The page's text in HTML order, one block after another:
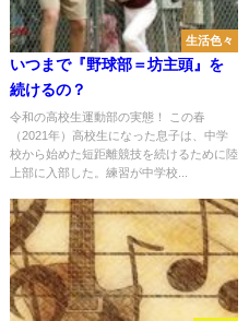
生活色々
いつまで『野球部＝坊主頭』を
続けるの？
令和の高校生運動部の実態！ この春
（2021年）高校生になった息子は、中学
校から始めた短距離競技を続けるために陸
上部に入部した。練習が中学校...